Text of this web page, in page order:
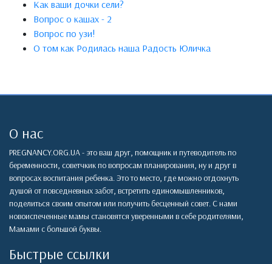
Как ваши дочки сели?
Вопрос о кашах - 2
Вопрос по узи!
О том как Родилась наша Радость Юличка
О нас
PREGNANCY.ORG.UA - это ваш друг, помощник и путеводитель по
беременности, советчкик по вопросам планирования, ну и друг в
вопросах воспитания ребенка. Это то место, где можно отдохнуть
душой от повседневных забот, встретить единомышленников,
поделиться своим опытом или получить бесценный совет. С нами
новоиспеченные мамы становятся уверенными в себе родителями,
Мамами с большой буквы.
Быстрые ссылки